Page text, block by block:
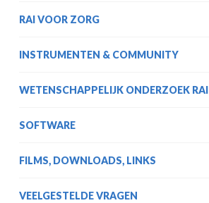
RAI VOOR ZORG
INSTRUMENTEN & COMMUNITY
WETENSCHAPPELIJK ONDERZOEK RAI
SOFTWARE
FILMS, DOWNLOADS, LINKS
VEELGESTELDE VRAGEN